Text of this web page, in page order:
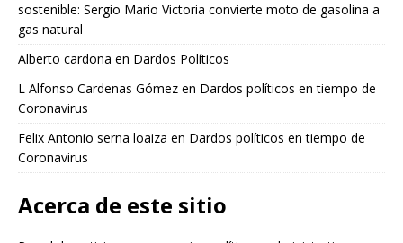
sostenible: Sergio Mario Victoria convierte moto de gasolina a
gas natural
Alberto cardona en Dardos Políticos
L Alfonso Cardenas Gómez en Dardos políticos en tiempo de
Coronavirus
Felix Antonio serna loaiza en Dardos políticos en tiempo de
Coronavirus
Acerca de este sitio